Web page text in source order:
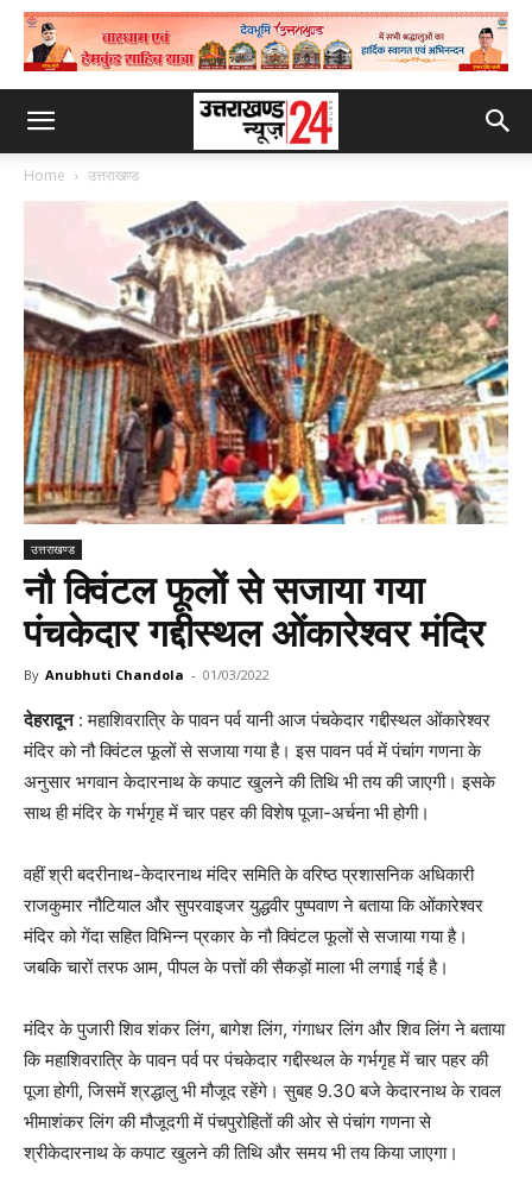
Home उत्तराखण्ड
उत्तराखण्ड
नौ क्विंटल फूलों से सजाया गया
पंचकेदार गद्दीस्थल ओंकारेश्वर मंदिर
By Anubhuti Chandola - 01/03/2022
देहरादून: महाशिवरात्रि के पावन पर्व यानी आज पंचकेदार गद्दीस्थल ओंकारेश्वर
मंदिर को नौ क्विंटल फूलों से सजाया गया है। इस पावन पर्व में पंचांग गणना के
अनुसार भगवान केदारनाथ के कपाट खुलने की तिथि भी तय की जाएगी। इसके
साथ ही मंदिर के गर्भगृह में चार पहर की विशेष पूजा-अर्चना भी होगी।
वहीं श्री बदरीनाथ-केदारनाथ मंदिर समिति के वरिष्ठ प्रशासनिक अधिकारी
राजकुमार नौटियाल और सुपरवाइजर युद्धवीर पुष्पवाण ने बताया कि ओंकारेश्वर
मंदिर को गेंदा सहित विभिन्न प्रकार के नौ क्विंटल फूलों से सजाया गया है।
जबकि चारों तरफ आम, पीपल के पत्तों की सैकड़ों माला भी लगाई गई है।
मंदिर के पुजारी शिव शंकर लिंग, बागेश लिंग, गंगाधर लिंग और शिव लिंग ने बताया
कि महाशिवरात्रि के पावन पर्व पर पंचकेदार गद्दीस्थल के गर्भगृह में चार पहर की
पूजा होगी, जिसमें श्रद्धालु भी मौजूद रहेंगे। सुबह 9.30 बजे केदारनाथ के रावल
भीमाशंकर लिंग की मौजूदगी में पंचपुरोहितों की ओर से पंचांग गणना से
श्रीकेदारनाथ के कपाट खुलने की तिथि और समय भी तय किया जाएगा।